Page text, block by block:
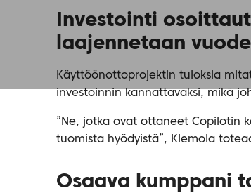
Investointi
laajennetaan
Käyttöönottoprojektin tuloksia
investoinnin kannattavaksi, mikä
”Ne, jotka ovat ottaneet Copilotin
tuomista hyödyistä”, Klemola
Osaava kumppani